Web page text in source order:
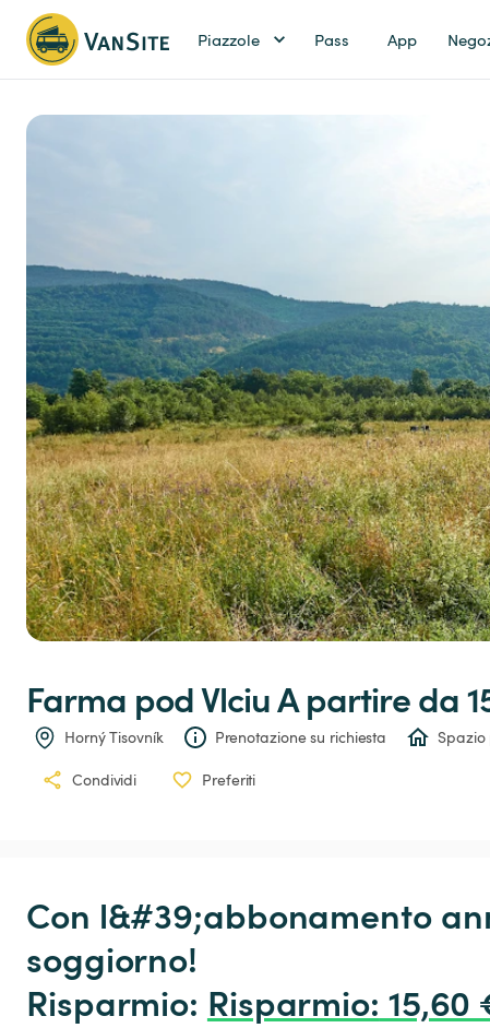
Piazzole Pass App
Farma podVlciu A partire da
Horný Tisovník Prenotazione su richiesta
Condividi Preferiti
Con l&#39;abbonamento
soggiorno!
Risparmio: Risparmio: 15,60